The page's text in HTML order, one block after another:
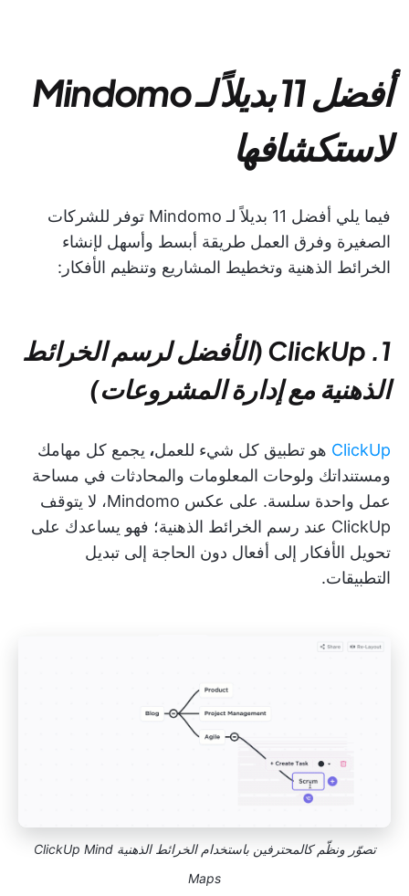
أفضل 11 بديلاً لـ Mindomo
لاستكشافها
فيما يلي أفضل 11 بديلاً لـ Mindomo توفر للشركات
الصغيرة وفرق العمل طريقة أبسط وأسهل لإنشاء
الخرائط الذهنية وتخطيط المشاريع وتنظيم الأفكار:
1. ClickUp (الأفضل لرسم الخرائط
الذهنية مع إدارة المشروعات)
ClickUp هو تطبيق كل شيء للعمل، يجمع كل مهامك
ومستنداتك ولوحات المعلومات والمحادثات في مساحة
عمل واحدة سلسة. على عكس Mindomo، لا يتوقف
ClickUp عند رسم الخرائط الذهنية؛ فهو يساعدك على
تحويل الأفكار إلى أفعال دون الحاجة إلى تبديل
التطبيقات.
تصوّر ونظّم كالمحترفين باستخدام الخرائط الذهنية ClickUp Mind
Maps